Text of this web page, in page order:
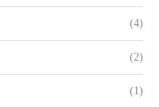
(4)
(2)
(1)